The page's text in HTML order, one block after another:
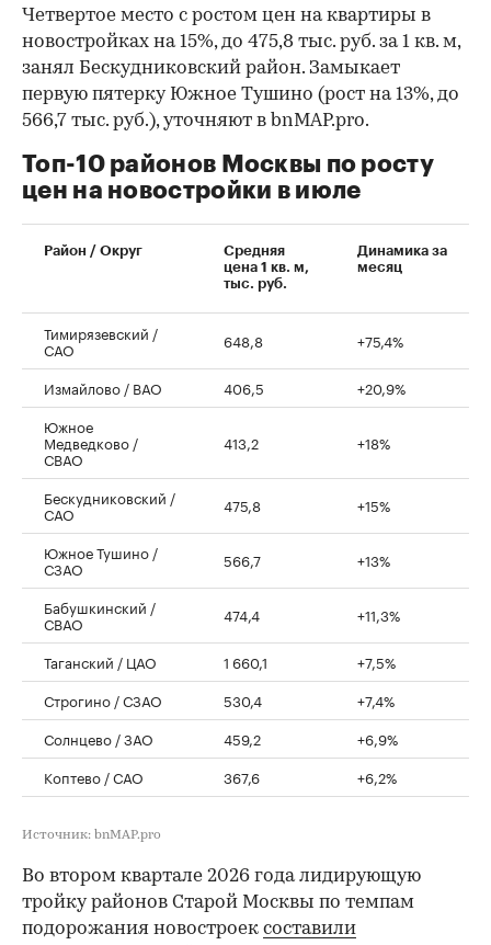
00:00 / 00:00
Четвертое место с ростом цен на квартиры в
новостройках на 15%, до 475,8 тыс. руб. за 1 кв. м,
занял Бескудниковский район. Замыкает
первую пятерку Южное Тушино (рост на 13%, до
566,7 тыс. руб.), уточняют в bnMAP.pro.
Топ-10 районов Москвы по росту
цен на новостройки в июле
Район / Округ
Средняя
цена 1 кв. м,
тыс. руб.
Динамика за
месяц
Тимирязевский /
САО 648,8 +75,4%
Измайлово / ВАО 406,5
+20,9%
Южное
Медведково /
СВАО
413,2 +18%
Бескудниковский /
САО 475,8 +15%
Южное Тушино /
СЗАО 566,7 +13%
Бабушкинский /
СВАО 474,4 +11,3%
Таганский / ЦАО 1 660,1
+7,5%
Строгино / СЗАО
530,4
+7,4%
Солнцево / ЗАО
459,2
+6,9%
Коптево / САО
367,6 +6,2%
Источник: bnMAP.pro
Во втором квартале 2026 года лидирующую
тройку районов Старой Москвы по темпам
подорожания новостроек составили